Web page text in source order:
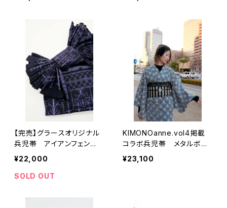
【完売】グラースオリジナル
兵児帯 アイアンフェン
ス パープル×ブラック ポ
リエステル100％
¥22,000
SOLD OUT
KIMONOanne.vol4掲載
コラボ兵児帯 メタルボー
ダー ユニセックス
¥23,100